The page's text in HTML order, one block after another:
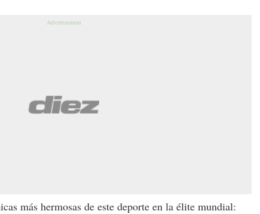
más hermosas de este deporte en la élite mundial: